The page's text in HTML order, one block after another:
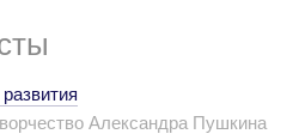
Александра Пушкина